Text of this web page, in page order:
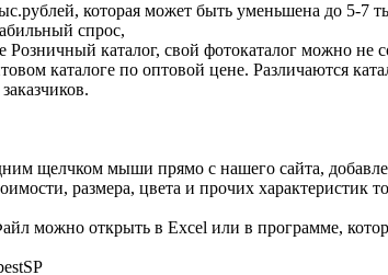
которая может быть уменьшена до 5-7
спрос,
каталог, свой фотокаталог можно не
каталоге по оптовой цене. Различаются
щелчком мыши прямо с нашего сайта,
размера, цвета и прочих характеристик
можно открыть в Excel или в программе,